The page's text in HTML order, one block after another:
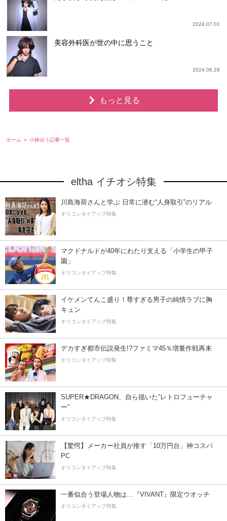
2024.07.01
美容外科医が世の中に思うこと
2024.06.28
もっと見る
ホーム 小林ゆう記事一覧
eltha イチオシ特集
川島海荷さんと学ぶ 日常に潜む“人身取引”のリアル
オリコンタイアップ特集
マクドナルドが40年にわたり支える「小学生の甲子
園」
オリコンタイアップ特集
イケメンてんこ盛り！尊すぎる男子の純情ラブに胸
キュン
オリコンタイアップ特集
デカすぎ都市伝説発生!?ファミマ45％増量作戦再来
オリコンタイアップ特集
SUPER★DRAGON、自ら描いた”レトロフューチャ
ー”
オリコンタイアップ特集
【驚愕】メーカー社員が推す「10万円台」神コスパ
PC
オリコンタイアップ特集
一番似合う登場人物は…『VIVANT』限定ウオッチ
オリコンタイアップ特集